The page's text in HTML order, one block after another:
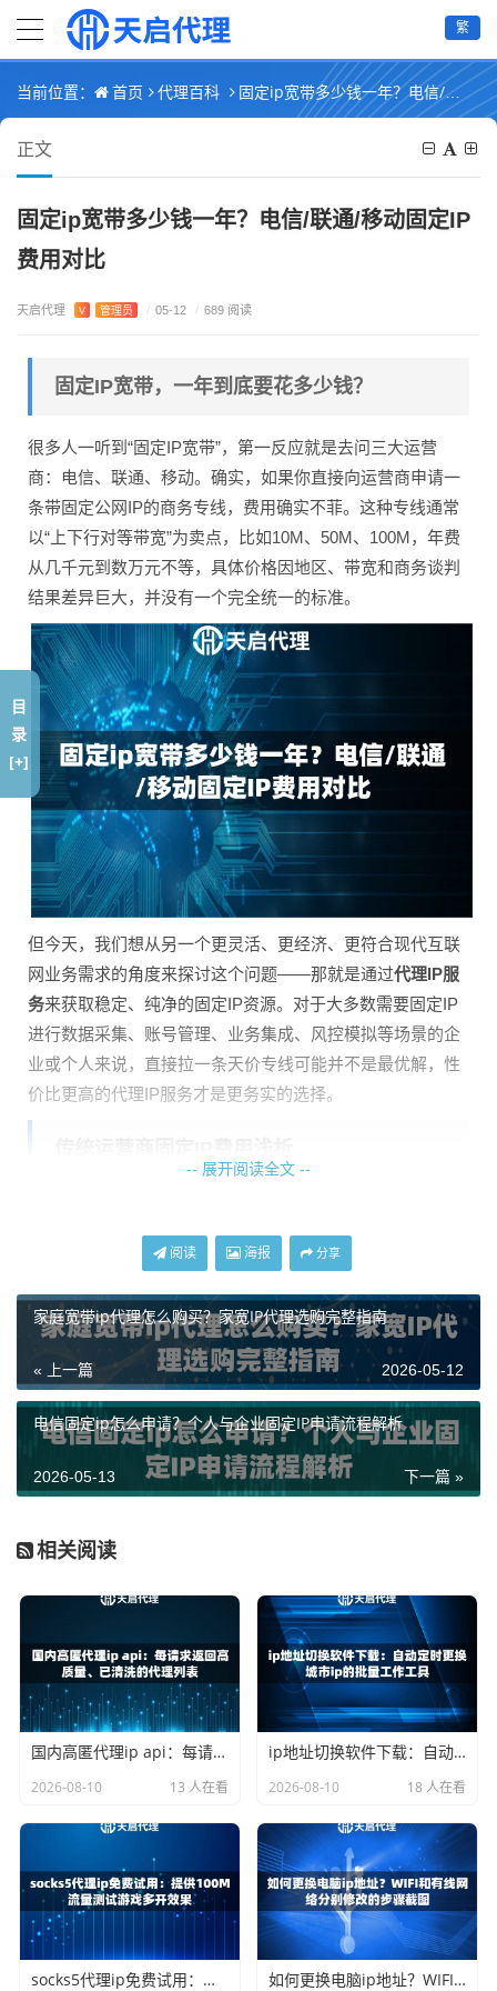
繁
当前位置： 首页 代理百科 固定ip宽带多少钱一年？电信/联通/移动固定IP费用对比
正文
固定ip宽带多少钱一年？电信/联通/移动固定IP
费用对比
天启代理 V 管理员 / 05-12 / 689 阅读
固定IP宽带，一年到底要花多少钱？
很多人一听到“固定IP宽带”，第一反应就是去问三大运营
商：电信、联通、移动。确实，如果你直接向运营商申请一
条带固定公网IP的商务专线，费用确实不菲。这种专线通常
以“上下行对等带宽”为卖点，比如10M、50M、100M，年费
从几千元到数万元不等，具体价格因地区、带宽和商务谈判
结果差异巨大，并没有一个完全统一的标准。
但今天，我们想从另一个更灵活、更经济、更符合现代互联
网业务需求的角度来探讨这个问题——那就是通过代理IP服
务来获取稳定、纯净的固定IP资源。对于大多数需要固定IP
进行数据采集、账号管理、业务集成、风控模拟等场景的企
业或个人来说，直接拉一条天价专线可能并不是最优解，性
价比更高的代理IP服务才是更务实的选择。
商获取固定IP的大致情况。请注意，以下信息仅为市场常见
情况的概括，并非官方定价，实际费用需详询当地运营商营
业厅。
中国电信：作为国内宽带业务的“老大哥”，电信的网络质量
和稳定性口碑较好，其商务专线（带固定IP）价格也通常是
最高的。一条10M上下行对等的专线，年费可能在5000元至
1万元以上，带宽越高，费用呈几何级增长。
中国联通：联通的网络在北方地区覆盖和稳定性有优势，其
商务专线价格相对电信可能略有下浮，但同样属于高端企业
竞争力。其企业宽带（带固定IP）的入门价格可能相对亲
民，但在某些跨网访问和极致稳定性上，可能需要根据具体
业务进行权衡。
总结来说，直接办理运营商固定IP宽带，特点是独享、稳
定、高成本、长合约、办理流程复杂。它适合对网络质量有
极端要求、且预算充足的大型企业核心业务。而对于需要大
量IP资源、或需要IP具备一定灵活性的业务，这条路径就显
得笨重且昂贵了。
代理IP方案：灵活获取“固定IP”的新思路
那么，有没有一种方法，既能获得稳定可靠的固定IP，又不
用背负高昂的专线费用和漫长的合约呢？答案就是利用专业
-- 展开阅读全文 --
阅读 海报 分享
家庭宽带ip代理怎么购买？家宽IP代理选购完整指南
« 上一篇 2026-05-12
电信固定ip怎么申请？个人与企业固定IP申请流程解析
下一篇 »
2026-05-13
相关阅读
国内高匿代理ip api：每请求返回高质量、已清洗的代理列表
2026-08-10 13 人在看
ip地址切换软件下载：自动定时更换城市ip的批量工作工具
2026-08-10 18 人在看
socks5代理ip免费试用：提供100M流量测试游戏多开效果 如何更换电脑ip地址？WIFI和有线网络分别修改的步骤截图
目
录
[+]